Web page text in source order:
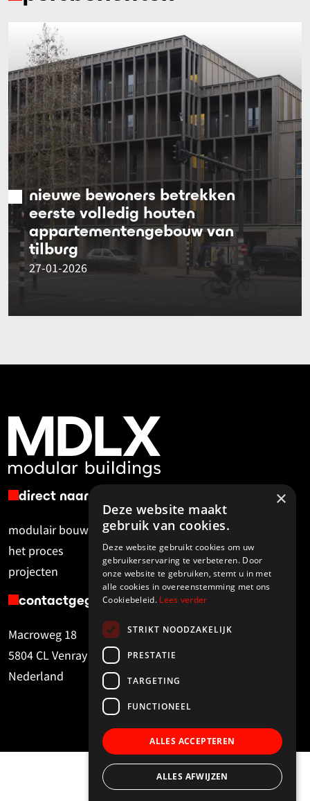
nieuwe bewoners betrekken
eerste volledig houten
appartementengebouw van
tilburg
27-01-2026
direct naar
modulair bouwen
r&d
het proces
over MDLX
projecten
contact
contactgegevens
Macroweg 18
5804 CL Venray
Nederland
info@mdlx.nl
© 2026 - MDLX
×
Deze website maakt
gebruik van cookies.
Deze website gebruikt cookies om uw
gebruikerservaring te verbeteren. Door
onze website te gebruiken, stemt u in met
alle cookies in overeenstemming met ons
Cookiebeleid. Lees verder
STRIKT NOODZAKELIJK
PRESTATIE
TARGETING
FUNCTIONEEL
ALLES ACCEPTEREN
ALLES AFWIJZEN